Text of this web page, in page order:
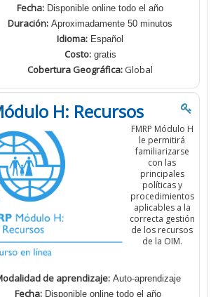
Fecha: Disponible online todo el año
Duración: Aproximadamente 50 minutos
Idioma: Español
Costo:gratis
Cobertura Geográfica:Global
H: Recursos
FMRP Módulo H
le permitirá
familiarizarse
con las
principales
políticas y
procedimientos
aplicables a la
correcta gestión
de los recursos
de la OIM.
de aprendizaje: Auto-aprendizaje
Fecha: Disponible online todo el año